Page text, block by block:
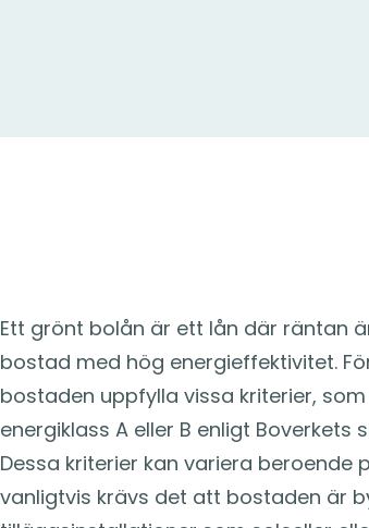
Ett grönt bolån är ett lån där räntan
bostad med hög energieffektivitet.
bostaden uppfylla vissa kriterier,
energiklass A eller B enligt Boverkets
Dessa kriterier kan variera beroende
vanligtvis krävs det att bostaden är